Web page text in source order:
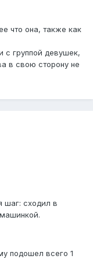
что она, также как
с группой девушек,
в свою сторону не
шаг: сходил в
подошел всего 1